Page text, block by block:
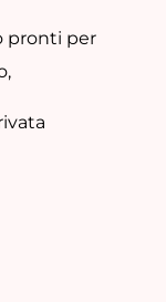
pronti per